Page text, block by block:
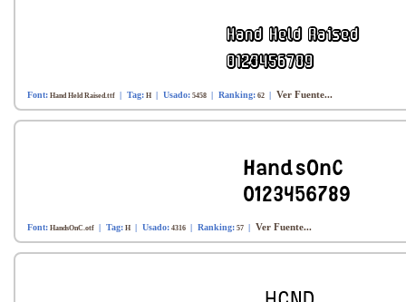
Font: Hand Held Raised.ttf | Tag: H | Usado: 5458 | Ranking: 62 | Ver Fuente...
Font: HandsOnC.otf | Tag: H | Usado: 4316 | Ranking: 57 | Ver Fuente...